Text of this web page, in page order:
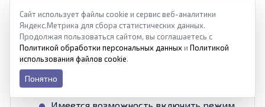
Прибор привлекает своей компактностью
и высокой мобильностью – весит всего 2.7
кг.
Сайт использует файлы cookie и сервис веб-аналитики
Яндекс.Метрика для сбора статистических данных.
Продолжая пользоваться сайтом, вы соглашаетесь с
Политикой обработки персональных данных и Политикой
использования файлов cookie.
Понятно